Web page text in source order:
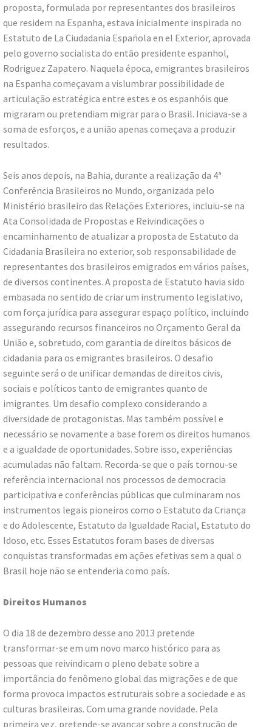
proposta, formulada por representantes dos brasileiros
que residem na Espanha, estava inicialmente inspirada no
Estatuto de La Ciudadania Española en el Exterior, aprovada
pelo governo socialista do então presidente espanhol,
Rodriguez Zapatero. Naquela época, emigrantes brasileiros
na Espanha começavam a vislumbrar possibilidade de
articulação estratégica entre estes e os espanhóis que
migraram ou pretendiam migrar para o Brasil. Iniciava-se a
soma de esforços, e a união apenas começava a produzir
resultados.
Seis anos depois, na Bahia, durante a realização da 4ª
Conferência Brasileiros no Mundo, organizada pelo
Ministério brasileiro das Relações Exteriores, incluiu-se na
Ata Consolidada de Propostas e Reivindicações o
encaminhamento de atualizar a proposta de Estatuto da
Cidadania Brasileira no exterior, sob responsabilidade de
representantes dos brasileiros emigrados em vários países,
de diversos continentes. A proposta de Estatuto havia sido
embasada no sentido de criar um instrumento legislativo,
com força jurídica para assegurar espaço político, incluindo
assegurando recursos financeiros no Orçamento Geral da
União e, sobretudo, com garantia de direitos básicos de
cidadania para os emigrantes brasileiros. O desafio
seguinte será o de unificar demandas de direitos civis,
sociais e políticos tanto de emigrantes quanto de
imigrantes. Um desafio complexo considerando a
diversidade de protagonistas. Mas também possível e
necessário se novamente a base forem os direitos humanos
e a igualdade de oportunidades. Sobre isso, experiências
acumuladas não faltam. Recorda-se que o país tornou-se
referência internacional nos processos de democracia
participativa e conferências públicas que culminaram nos
instrumentos legais pioneiros como o Estatuto da Criança
e do Adolescente, Estatuto da Igualdade Racial, Estatuto do
Idoso, etc. Esses Estatutos foram bases de diversas
conquistas transformadas em ações efetivas sem a qual o
Brasil hoje não se entenderia como país.
Direitos Humanos
O dia 18 de dezembro desse ano 2013 pretende
transformar-se em um novo marco histórico para as
pessoas que reivindicam o pleno debate sobre a
importância do fenômeno global das migrações e de que
forma provoca impactos estruturais sobre a sociedade e as
culturas brasileiras. Com uma grande novidade. Pela
primeira vez, pretende-se avançar sobre a construção de